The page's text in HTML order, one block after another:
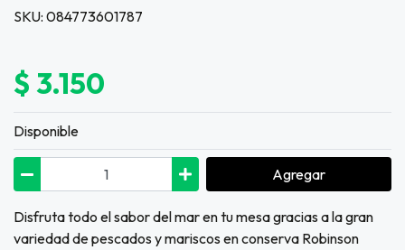
SKU: 084773601787
$ 3.150
Disponible
Agregar
Disfruta todo el sabor del mar en tu mesa gracias a la gran
variedad de pescados y mariscos en conserva Robinson